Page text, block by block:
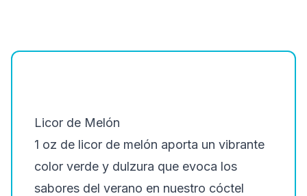
Licor de Melón
1 oz de licor de melón aporta un vibrante
color verde y dulzura que evoca los
sabores del verano en nuestro cóctel